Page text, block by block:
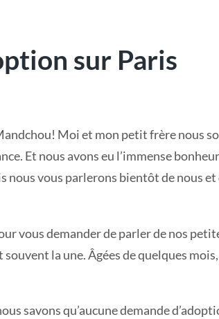
sur Paris
Moi et mon petit frère nous
Et nous avons eu l’immense
nous vous parlerons bientôt de nous
vous demander de parler de nos
la une. Âgées de quelques
savons qu’aucune demande